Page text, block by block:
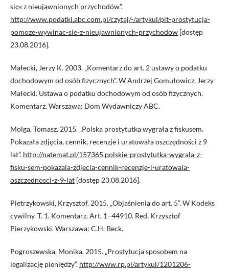
się« z nieujawnionych przychodów”.
http://www.podatki.abc.com.pl/czytaj/-/artykul/pit-prostytucja-
pomoze-wywinac-sie-z-nieujawnionych-przychodow [dostęp
23.08.2016].
Małecki, Jerzy K. 2003. „Komentarz do art. 2 ustawy o podatku
dochodowym od osób fizycznych”. W Andrzej Gomułowicz, Jerzy
Małecki. Ustawa o podatku dochodowym od osób fizycznych.
Komentarz. Warszawa: Dom Wydawniczy ABC.
Molga, Tomasz. 2015. „Polska prostytutka wygrała z fiskusem.
Pokazała zdjęcia, cennik, recenzje i uratowała oszczędności z 9
lat”. http://natemat.pl/157365,polskie-prostytutka-wygrala-z-
fisku-sem-pokazala-zdjecia-cennik-recenzje-i-uratowala-
oszczednosci-z-9-lat [dostęp 23.08.2016].
Pietrzykowski, Krzysztof. 2015. „Objaśnienia do art. 5”. W Kodeks
cywilny. T. 1. Komentarz. Art. 1–44910. Red. Krzysztof
Pierzykowski. Warszawa: C.H. Beck.
Pogroszewska, Monika. 2015. „Prostytucja sposobem na
legalizację pieniędzy”. http://www.rp.pl/artykul/1201206-